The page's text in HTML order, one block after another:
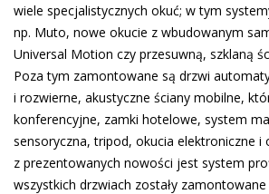
wiele specjalistycznych okuć; w tym
np. Muto, nowe okucie z wbudowanym
Universal Motion czy przesuwną, szklaną
Poza tym zamontowane są drzwi
i rozwierne, akustyczne ściany mobilne,
konferencyjne, zamki hotelowe, system
sensoryczna, tripod, okucia elektroniczne i
z prezentowanych nowości jest system
wszystkich drzwiach zostały